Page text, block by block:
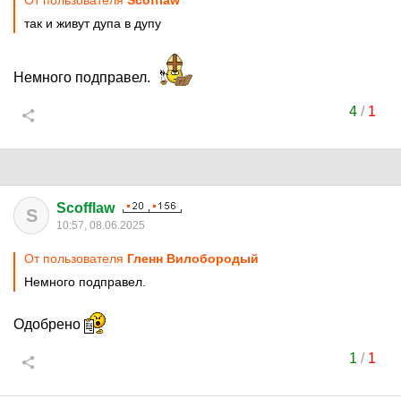
так и живут дупа в дупу
Немного подправел.
4/ 1
S Scofflaw
10:57, 08.06.2025
От пользователя Гленн Вилобородый
Немного подправел.
Одобрено
1 / 1